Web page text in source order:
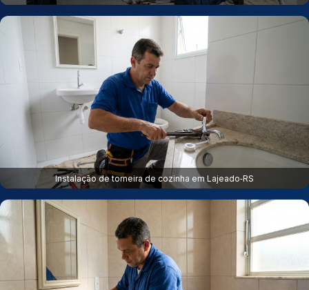
Instalação de torneira de cozinha em Lajeado‑RS